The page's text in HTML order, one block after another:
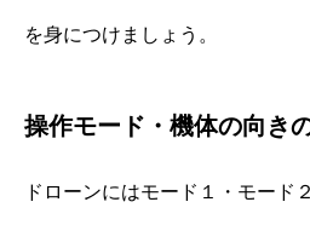
を身につけましょう。
操作モード・機体の向き
ドローンにはモード１・モード